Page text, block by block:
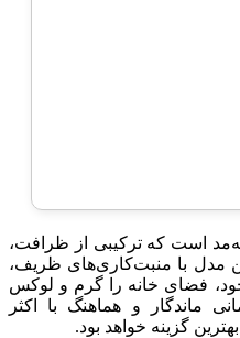
است که ترکیبی از ظرافت،
مدل با منبت‌کاری‌های ظریف،
فضای خانه را گرم و لوکس
ماندگار و هماهنگ با اکثر
گزینه خواهد بود.